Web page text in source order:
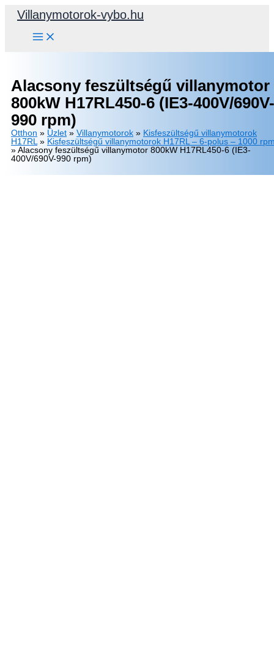
SkipVillanymotorok-vybo.hu
Alacsony feszültségű villanymotor
800kW H17RL450-6 (IE3-400V/690V-
990 rpm)
Otthon » Üzlet » Villanymotorok » Kisfeszültségű villanymotorok
H17RL » Kisfeszültségű villanymotorok H17RL – 6-polus – 1000
»Alacsony feszültségű villanymotor 800kW H17RL450-6 (IE3-
400V/690V-990 rpm)